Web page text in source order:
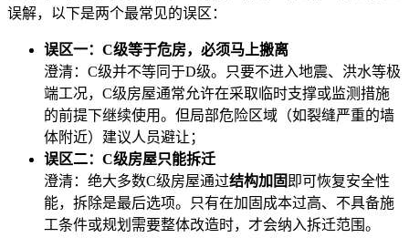
误解，以下是两个最常见的误区：
误区一：C级等于危房，必须马上搬离
澄清：C级并不等同于D级。只要不进入地震、洪水等极
端工况，C级房屋通常允许在采取临时支撑或监测措施
的前提下继续使用。但局部危险区域（如裂缝严重的墙
体附近）建议人员避让；
误区二：C级房屋只能拆迁
澄清：绝大多数C级房屋通过结构加固 即可恢复安全性
能，拆除是最后选项。只有在加固成本过高、不具备施
工条件或规划需要整体改造时，才会纳入拆迁范围。